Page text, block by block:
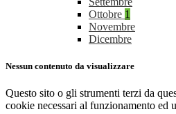
Ottobre 1
Novembre
Dicembre
Nessun contenuto da visualizzare
Questo sito o gli strumenti terzi da
cookie necessari al funzionamento